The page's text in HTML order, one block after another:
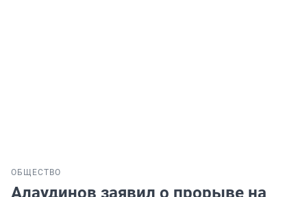
ОБЩЕСТВО
Алаудинов заявил о прорыве на